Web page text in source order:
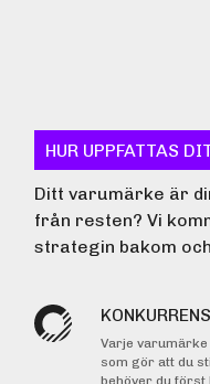
HUR UPPFATTAS
Ditt varumärke är
från resten? Vi
strategin bakom
Varje
som gör att du
behöver du först